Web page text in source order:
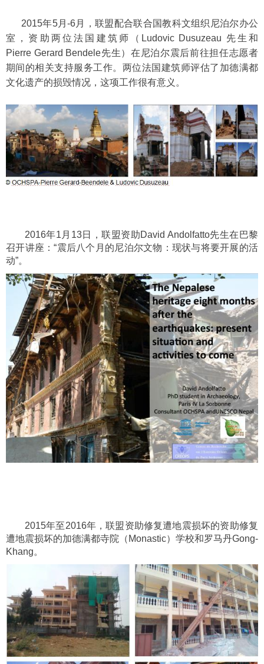
2015年5月-6月，联盟配合联合国教科文组织尼泊尔办公
室，资助两位法国建筑师（ Ludovic Dusuzeau 先生和
Pierre Gerard Bendele先生）在尼泊尔震后前往担任志愿者
期间的相关支持服务工作。两位法国建筑师评估了加德满都
文化遗产的损毁情况，这项工作很有意义。
2016年1 月 13日，联盟资助David Andolfatto先生在巴黎
召开讲座：“震后八个月的尼泊尔文物：现状与将要开展的活
动”。
2015年至2016年，联盟资助修复遭地震损坏的资助修复
遭地震损坏的加德满都寺院（Monastic）学校和罗马丹Gong-
Khang。